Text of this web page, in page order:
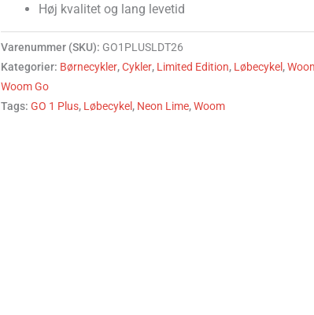
Høj kvalitet og lang levetid
Varenummer (SKU): GO1PLUSLDT26
Kategorier: Børnecykler,Cykler, Limited Edition, Løbecykel ,
Woom Go
Tags:GO 1 Plus, Løbecykel , Neon Lime,Woom